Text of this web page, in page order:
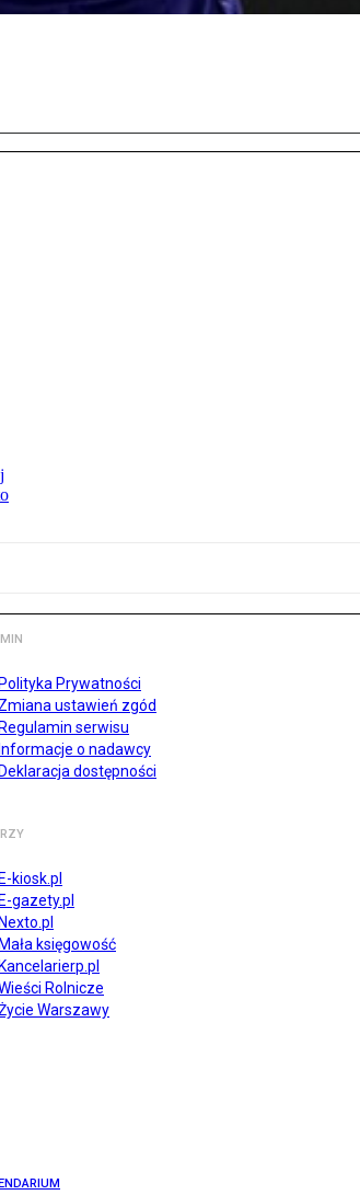
Polityka Prywatności
Zmiana ustawień zgód
Regulamin serwisu
Informacje o nadawcy
Deklaracja dostępności
E-kiosk.pl
E-gazety.pl
Nexto.pl
Mała księgowość
Kancelarierp.pl
Rolnicze
Warszawy